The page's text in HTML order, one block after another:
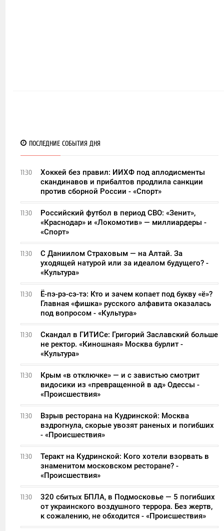
ПОСЛЕДНИЕ СОБЫТИЯ ДНЯ
11:30
Хоккей без правил: ИИХФ под аплодисменты
скандинавов и прибалтов продлила санкции
против сборной России - «Спорт»
11:30
Российский футбол в период СВО: «Зенит»,
«Краснодар» и «Локомотив» — миллиардеры -
«Спорт»
11:30
С Даниилом Страховым — на Алтай. За
уходящей натурой или за идеалом будущего? -
«Культура»
11:30
Ё-пэ-рэ-сэ-тэ: Кто и зачем копает под букву «ё»?
Главная «фишка» русского алфавита оказалась
под вопросом - «Культура»
11:30
Скандал в ГИТИСе: Григорий Заславский больше
не ректор. «Киношная» Москва бурлит -
«Культура»
11:30
Крым «в отключке» — и с завистью смотрит
видосики из «превращенной в ад» Одессы -
«Происшествия»
11:30
Взрыв ресторана на Кудринской: Москва
вздрогнула, скорые увозят раненых и погибших
- «Происшествия»
11:30
Теракт на Кудринской: Кого хотели взорвать в
знаменитом московском ресторане? -
«Происшествия»
11:30
320 сбитых БПЛА, в Подмосковье — 5 погибших
от украинского воздушного террора. Без жертв,
к сожалению, не обходится - «Происшествия»